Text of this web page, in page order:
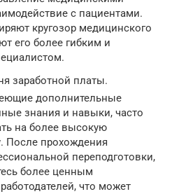
с пациентами.
кругозор медицинского
его более гибким и
заработной платы.
дополнительные
знания и навыки, часто
на более высокую
После прохождения
переподготовки,
более ценным
что может